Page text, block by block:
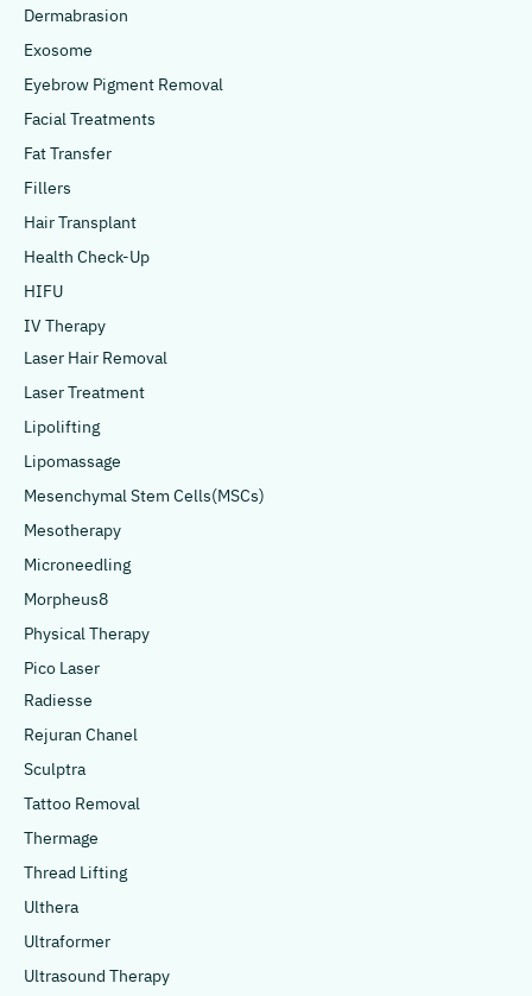
Dermabrasion
Exosome
Eyebrow Pigment Removal
Facial Treatments
Fat Transfer
Fillers
Hair Transplant
Health Check-Up
HIFU
IV Therapy
Laser Hair Removal
Laser Treatment
Lipolifting
Lipomassage
Mesenchymal Stem Cells(MSCs)
Mesotherapy
Microneedling
Morpheus8
Physical Therapy
Pico Laser
Radiesse
Rejuran Chanel
Sculptra
Tattoo Removal
Thermage
Thread Lifting
Ulthera
Ultraformer
Ultrasound Therapy